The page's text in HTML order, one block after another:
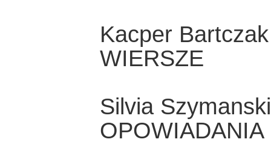
Kacper Bartczak
WIERSZE
Silvia Szymanski
OPOWIADANIA